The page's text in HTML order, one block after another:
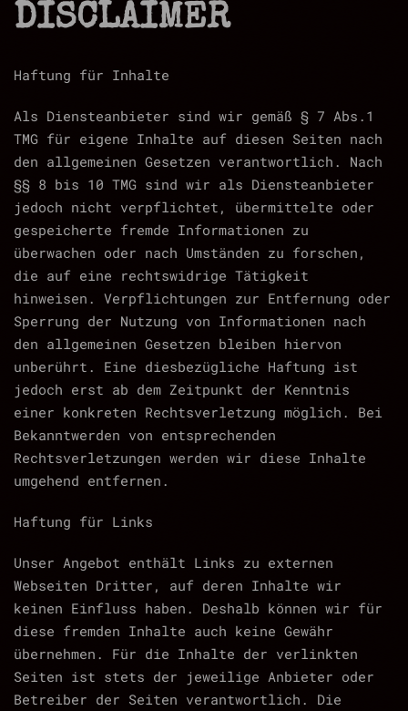
DISCLAIMER
Haftung für Inhalte
Als Diensteanbieter sind wir gemäß § 7 Abs.1
TMG für eigene Inhalte auf diesen Seiten nach
den allgemeinen Gesetzen verantwortlich. Nach
§§ 8 bis 10 TMG sind wir als Diensteanbieter
jedoch nicht verpflichtet, übermittelte oder
gespeicherte fremde Informationen zu
überwachen oder nach Umständen zu forschen,
die auf eine rechtswidrige Tätigkeit
hinweisen. Verpflichtungen zur Entfernung oder
Sperrung der Nutzung von Informationen nach
den allgemeinen Gesetzen bleiben hiervon
unberührt. Eine diesbezügliche Haftung ist
jedoch erst ab dem Zeitpunkt der Kenntnis
einer konkreten Rechtsverletzung möglich. Bei
Bekanntwerden von entsprechenden
Rechtsverletzungen werden wir diese Inhalte
umgehend entfernen.
Haftung für Links
Unser Angebot enthält Links zu externen
Webseiten Dritter, auf deren Inhalte wir
keinen Einfluss haben. Deshalb können wir für
diese fremden Inhalte auch keine Gewähr
übernehmen. Für die Inhalte der verlinkten
Seiten ist stets der jeweilige Anbieter oder
Betreiber der Seiten verantwortlich. Die